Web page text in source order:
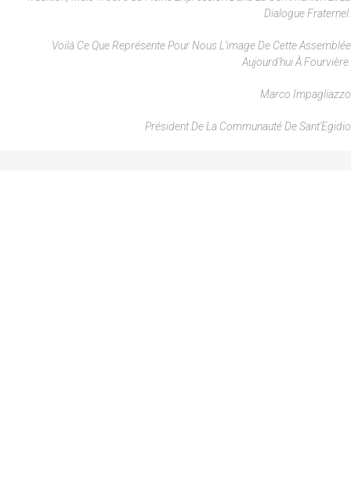
Dialogue Fraternel.
Voilà Ce Que Représente Pour Nous L’image De Cette Assemblée
Aujourd’hui À Fourvière.
Marco Impagliazzo
Président De La Communauté De Sant'Egidio